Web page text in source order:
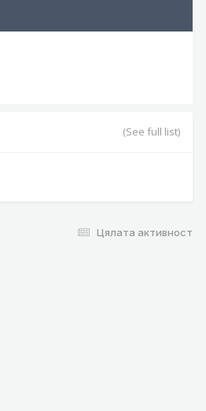
(See full list)
Цялата активност